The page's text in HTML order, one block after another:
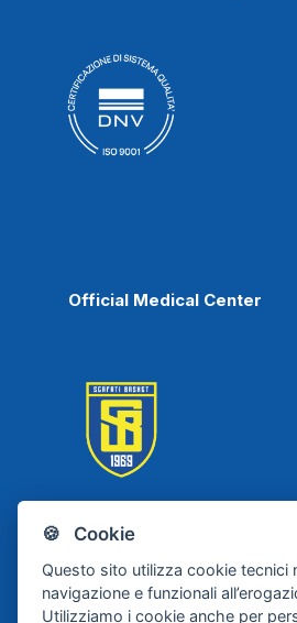
🍪 Cookie
Questo sito utilizza cookie tecnici
navigazione e funzionali
Utilizziamo i cookie anche per
Official Medical Center
Scafati Basket